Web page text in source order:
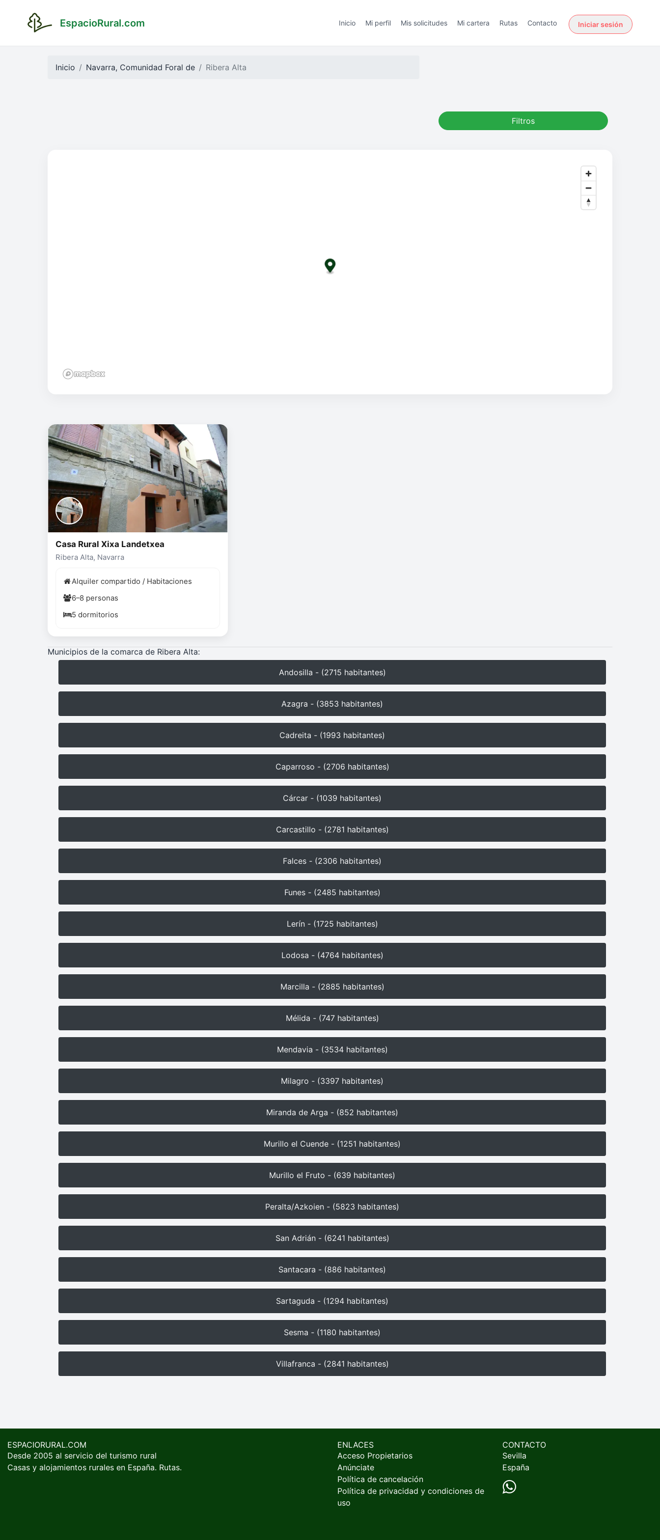
EspacioRural.com Inicio Mi perfil Mis solicitudes Mi cartera Rutas Contacto Iniciar sesión
Inicio Navarra, Comunidad Foral de Ribera Alta
Filtros
Casa Rural Xixa Landetxea
Ribera Alta, Navarra
Alquiler compartido / Habitaciones
6–8 personas
5 dormitorios
Municipios de la comarca de Ribera Alta:
Andosilla - (2715 habitantes)
Azagra - (3853 habitantes)
Cadreita - (1993 habitantes)
Caparroso - (2706 habitantes)
Cárcar - (1039 habitantes)
Carcastillo - (2781 habitantes)
Falces - (2306 habitantes)
Funes - (2485 habitantes)
Lerín - (1725 habitantes)
Lodosa - (4764 habitantes)
Marcilla - (2885 habitantes)
Mélida - (747 habitantes)
Mendavia - (3534 habitantes)
Milagro - (3397 habitantes)
Miranda de Arga - (852 habitantes)
Murillo el Cuende - (1251 habitantes)
Murillo el Fruto - (639 habitantes)
Peralta/Azkoien - (5823 habitantes)
San Adrián - (6241 habitantes)
Santacara - (886 habitantes)
Sartaguda - (1294 habitantes)
Sesma - (1180 habitantes)
Villafranca - (2841 habitantes)
ESPACIORURAL.COM
Desde 2005 al servicio del turismo rural
Casas y alojamientos rurales en España. Rutas.
ENLACES
Acceso Propietarios
Anúnciate
Política de cancelación
Política de privacidad y condiciones de
uso
CONTACTO
Sevilla
España